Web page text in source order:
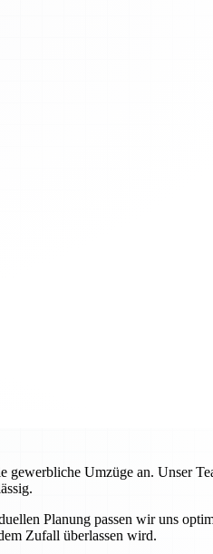
Umzüge an. Unser
Planung passen wir uns
Zufall überlassen wird.